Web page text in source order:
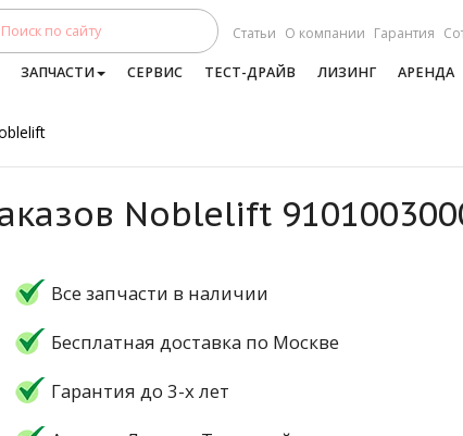
Статьи О компании Гарантия
ЗАПЧАСТИ СЕРВИС ТЕСТ-ДРАЙВ ЛИЗИНГ АРЕНДА
Noblelift
Все запчасти в наличии
Бесплатная доставка по Москве
Гарантия до 3-х лет